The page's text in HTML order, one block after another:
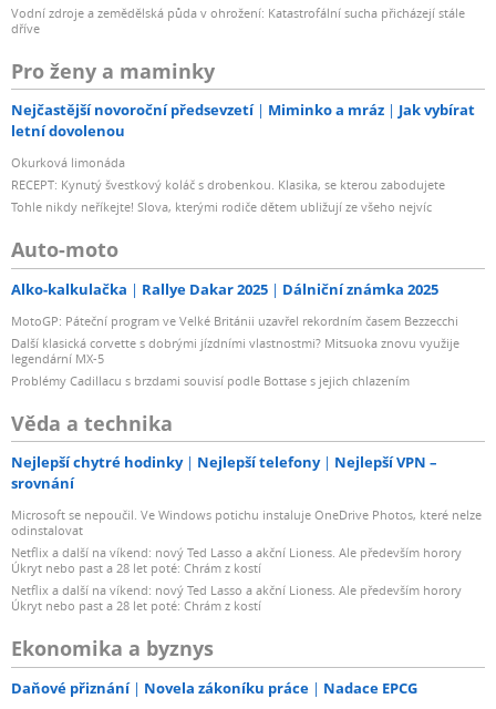
Vodní zdroje a zemědělská půda v ohrožení: Katastrofální sucha přicházejí stále
dříve
Pro ženy a maminky
Nejčastější novoroční předsevzetí Miminko a mráz
Jak vybírat
letní dovolenou
Okurková limonáda
RECEPT: Kynutý švestkový koláč s drobenkou. Klasika, se kterou zabodujete
Tohle nikdy neříkejte! Slova, kterými rodiče dětem ubližují ze všeho nejvíc
Auto-moto
Alko-kalkulačka Rallye Dakar 2025 Dálniční známka 2025
MotoGP: Páteční program ve Velké Británii uzavřel rekordním časem Bezzecchi
Další klasická corvette s dobrými jízdními vlastnostmi? Mitsuoka znovu využije
legendární MX-5
Problémy Cadillacu s brzdami souvisí podle Bottase s jejich chlazením
Věda a technika
Nejlepší chytré hodinky Nejlepší telefony
Nejlepší VPN –
srovnání
Microsoft se nepoučil. Ve Windows potichu instaluje OneDrive Photos, které nelze
odinstalovat
Netflix a další na víkend: nový Ted Lasso a akční Lioness. Ale především horory
Úkryt nebo past a 28 let poté: Chrám z kostí
Netflix a další na víkend: nový Ted Lasso a akční Lioness. Ale především horory
Úkryt nebo past a 28 let poté: Chrám z kostí
Ekonomika a byznys
Daňové přiznání Novela zákoníku práce Nadace EPCG